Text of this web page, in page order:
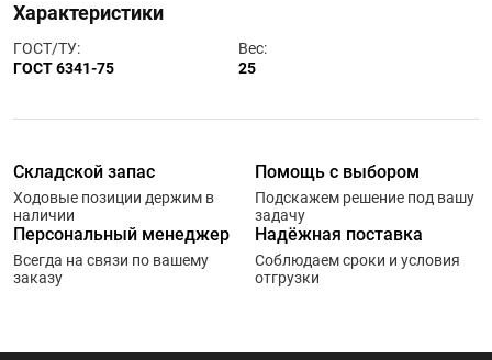
Характеристики
ГОСТ/ТУ:
ГОСТ 6341-75
Вес:
25
Складской запас
Ходовые позиции держим в
наличии
Помощь с выбором
Подскажем решение под вашу
задачу
Персональный менеджер
Всегда на связи по вашему
заказу
Надёжная поставка
Соблюдаем сроки и условия
отгрузки